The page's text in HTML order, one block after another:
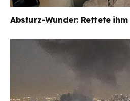
Absturz-Wunder: Rettete ihm